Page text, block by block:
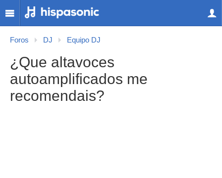
Foros DJ Equipo DJ
¿Que altavoces
autoamplificados me
recomendais?